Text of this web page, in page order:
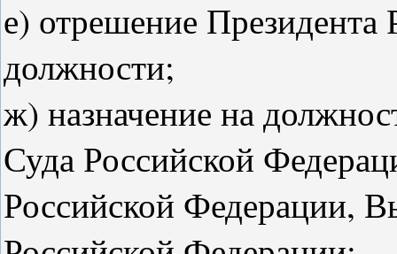
е) отрешение
должности;
ж) назначение на
Суда Российской
Российской Федерации,